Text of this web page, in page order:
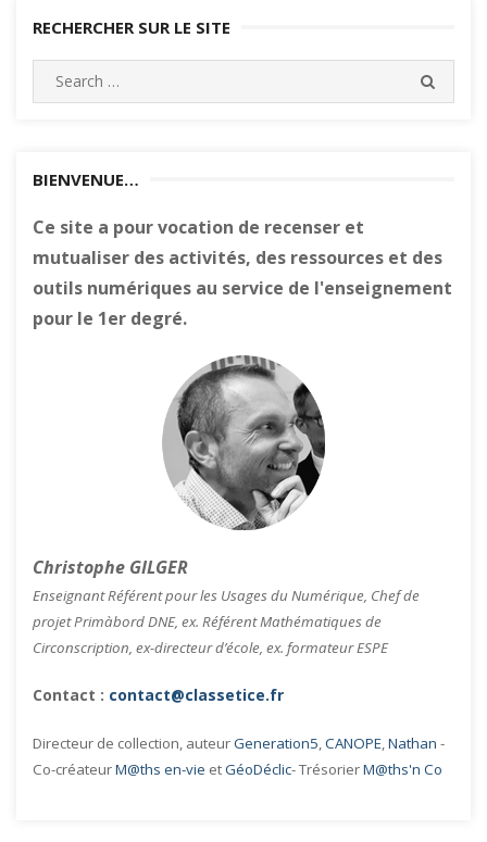
RECHERCHER SUR LE SITE
Search
for:
BIENVENUE…
Ce site a pour vocation de recenser et
mutualiser des activités, des ressources et des
outils numériques au service de l'enseignement
pour le 1er degré.
Christophe GILGER
Enseignant Référent pour les Usages du Numérique, Chef de
projet Primàbord DNE, ex. Référent Mathématiques de
Circonscription, ex-directeur d’école, ex. formateur ESPE
Contact : contact@classetice.fr
Directeur de collection, auteurGeneration5,CANOPE,Nathan -
Co-créateurM@ths en-vie etGéoDéclic- TrésorierM@ths'n Co